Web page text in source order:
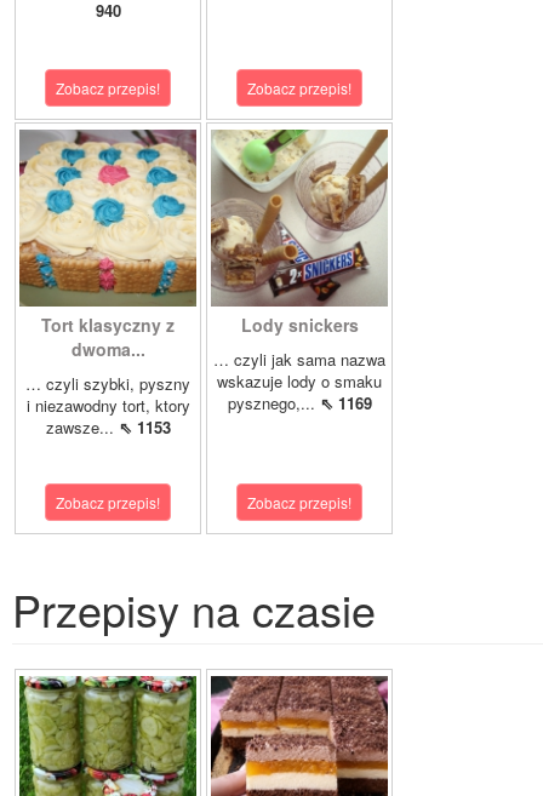
940
Zobacz przepis! Zobacz przepis!
Tort klasyczny z
dwoma...
… czyli szybki, pyszny
i niezawodny tort, ktory
zawsze... ⇖ 1153
Zobacz przepis!
Lody snickers
… czyli jak sama nazwa
wskazuje lody o smaku
pysznego,... ⇖ 1169
Zobacz przepis!
Przepisy na czasie